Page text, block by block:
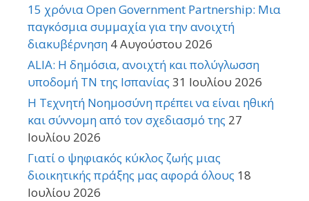
15 χρόνια Open Government Partnership: Μια
παγκόσμια συμμαχία για την ανοιχτή
διακυβέρνηση 4 Αυγούστου 2026
ALIA: Η δημόσια, ανοιχτή και πολύγλωσση
υποδομή ΤΝ της Ισπανίας 31 Ιουλίου 2026
Η Τεχνητή Νοημοσύνη πρέπει να είναι ηθική
και σύννομη από τον σχεδιασμό της 27
Ιουλίου 2026
Γιατί ο ψηφιακός κύκλος ζωής μιας
διοικητικής πράξης μας αφορά όλους 18
Ιουλίου 2026